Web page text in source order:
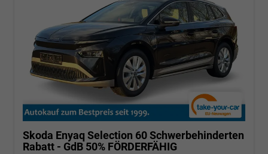
Skoda Enyaq Selection 60 Schwerbehinderten
Rabatt - GdB 50% FÖRDERFÄHIG